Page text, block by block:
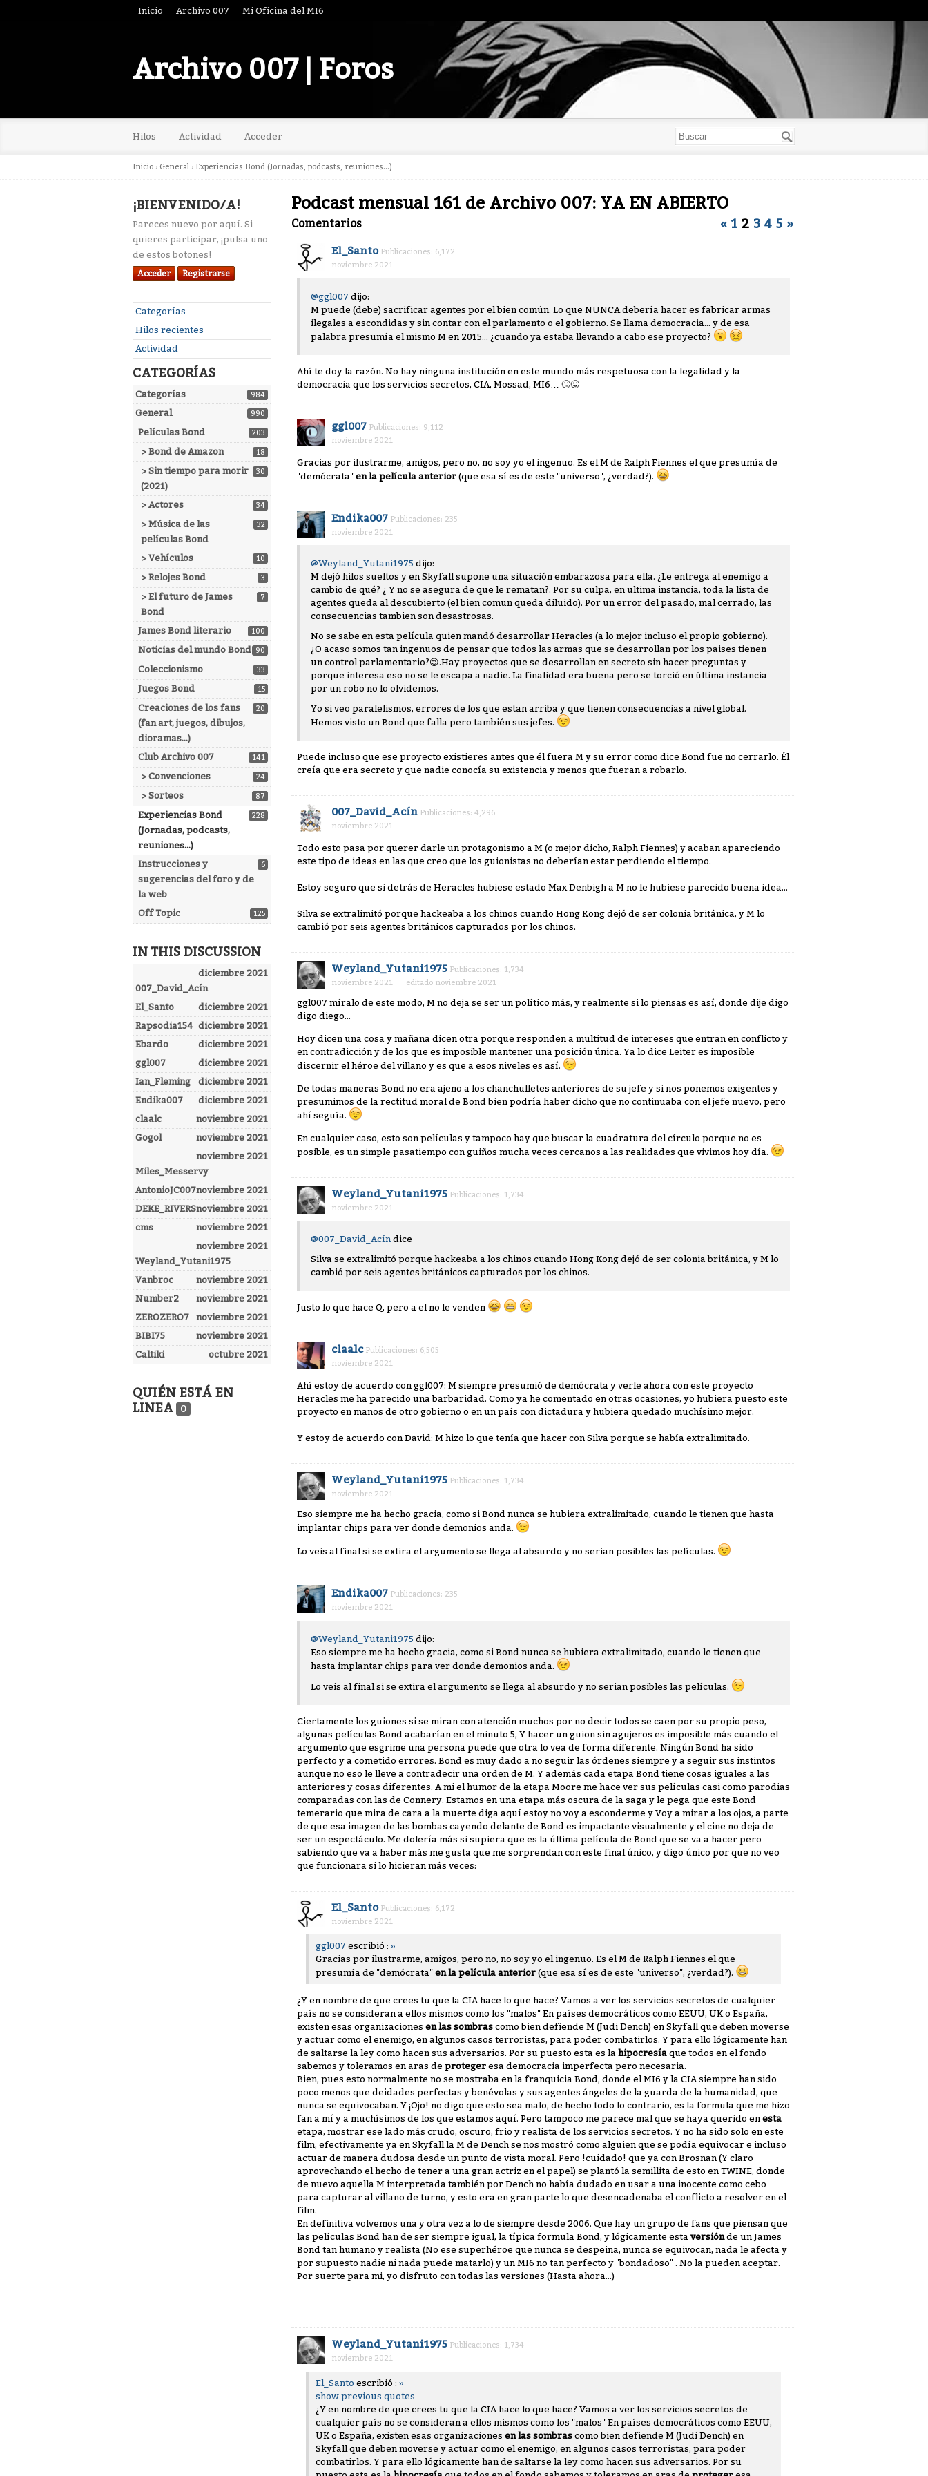
Inicio Archivo 007 Mi Oficina del MI6
Archivo 007 | Foros
Hilos Actividad Acceder
Inicio › General › Experiencias Bond (Jornadas, podcasts, reuniones...)
¡BIENVENIDO/A!
Pareces nuevo por aquí. Si
quieres participar, ¡pulsa uno
de estos botones!
Acceder Registrarse
Enlaces
rápidos
Categorías
Hilos recientes
Actividad
CATEGORÍAS
984
Categorías
990
General
203
Películas Bond
18
> Bond de Amazon
30
> Sin tiempo para morir
(2021)
34
> Actores
32
> Música de las
películas Bond
10
> Vehículos
3
> Relojes Bond
7
> El futuro de James
Bond
100
James Bond literario
90
Noticias del mundo Bond
33
Coleccionismo
15
Juegos Bond
20
Creaciones de los fans
(fan art, juegos, dibujos,
dioramas...)
141
Club Archivo 007
24
> Convenciones
87
> Sorteos
228
Experiencias Bond
(Jornadas, podcasts,
reuniones...)
6
Instrucciones y
sugerencias del foro y de
la web
125
Off Topic
IN THIS DISCUSSION
diciembre 2021
007_David_Acín
diciembre 2021
El_Santo
diciembre 2021
Rapsodia154
diciembre 2021
Ebardo
diciembre 2021
ggl007
diciembre 2021
Ian_Fleming
diciembre 2021
Endika007
noviembre 2021
claalc
noviembre 2021
Gogol
noviembre 2021
Miles_Messervy
noviembre 2021
AntonioJC007
noviembre 2021
DEKE_RIVERS
noviembre 2021
cms
noviembre 2021
Weyland_Yutani1975
noviembre 2021
Vanbroc
noviembre 2021
Number2
noviembre 2021
ZEROZERO7
noviembre 2021
BIBI75
octubre 2021
Caltiki
QUIÉN ESTÁ EN
LINEA
0
Podcast mensual 161 de Archivo 007: YA EN ABIERTO
« 1 2 3 4 5 »
Comentarios
El_Santo Publicaciones: 6,172
noviembre 2021
@ggl007 dijo:
M puede (debe) sacrificar agentes por el bien común. Lo que NUNCA debería hacer es fabricar armas
ilegales a escondidas y sin contar con el parlamento o el gobierno. Se llama democracia... y de esa
palabra presumía el mismo M en 2015... ¿cuando ya estaba llevando a cabo ese proyecto?
Ahí te doy la razón. No hay ninguna institución en este mundo más respetuosa con la legalidad y la
democracia que los servicios secretos, CIA, Mossad, MI6… 🙄😜
ggl007 Publicaciones: 9,112
noviembre 2021
Gracias por ilustrarme, amigos, pero no, no soy yo el ingenuo. Es el M de Ralph Fiennes el que presumía de
"demócrata" en la película anterior (que esa sí es de este "universo", ¿verdad?).
Endika007 Publicaciones: 235
noviembre 2021
@Weyland_Yutani1975 dijo:
M dejó hilos sueltos y en Skyfall supone una situación embarazosa para ella. ¿Le entrega al enemigo a
cambio de qué? ¿ Y no se asegura de que le rematan?. Por su culpa, en ultima instancia, toda la lista de
agentes queda al descubierto (el bien comun queda diluido). Por un error del pasado, mal cerrado, las
consecuencias tambien son desastrosas.
No se sabe en esta película quien mandó desarrollar Heracles (a lo mejor incluso el propio gobierno).
¿O acaso somos tan ingenuos de pensar que todos las armas que se desarrollan por los paises tienen
un control parlamentario?😉.Hay proyectos que se desarrollan en secreto sin hacer preguntas y
porque interesa eso no se le escapa a nadie. La finalidad era buena pero se torció en última instancia
por un robo no lo olvidemos.
Yo si veo paralelismos, errores de los que estan arriba y que tienen consecuencias a nivel global.
Hemos visto un Bond que falla pero también sus jefes.
Puede incluso que ese proyecto existieres antes que él fuera M y su error como dice Bond fue no cerrarlo. Él
creía que era secreto y que nadie conocía su existencia y menos que fueran a robarlo.
007_David_Acín Publicaciones: 4,296
noviembre 2021
Todo esto pasa por querer darle un protagonismo a M (o mejor dicho, Ralph Fiennes) y acaban apareciendo
este tipo de ideas en las que creo que los guionistas no deberían estar perdiendo el tiempo.
Estoy seguro que si detrás de Heracles hubiese estado Max Denbigh a M no le hubiese parecido buena idea...
Silva se extralimitó porque hackeaba a los chinos cuando Hong Kong dejó de ser colonia británica, y M lo
cambió por seis agentes británicos capturados por los chinos.
Weyland_Yutani1975 Publicaciones: 1,734
noviembre 2021
editado noviembre 2021
ggl007 míralo de este modo, M no deja se ser un político más, y realmente si lo piensas es así, donde dije digo
digo diego...
Hoy dicen una cosa y mañana dicen otra porque responden a multitud de intereses que entran en conflicto y
en contradicción y de los que es imposible mantener una posición única. Ya lo dice Leiter es imposible
discernir el héroe del villano y es que a esos niveles es así.
De todas maneras Bond no era ajeno a los chanchulletes anteriores de su jefe y si nos ponemos exigentes y
presumimos de la rectitud moral de Bond bien podría haber dicho que no continuaba con el jefe nuevo, pero
ahí seguía.
En cualquier caso, esto son películas y tampoco hay que buscar la cuadratura del círculo porque no es
posible, es un simple pasatiempo con guiños mucha veces cercanos a las realidades que vivimos hoy día.
Weyland_Yutani1975 Publicaciones: 1,734
noviembre 2021
@007_David_Acín dice
Silva se extralimitó porque hackeaba a los chinos cuando Hong Kong dejó de ser colonia británica, y M lo
cambió por seis agentes británicos capturados por los chinos.
Justo lo que hace Q, pero a el no le venden
claalc Publicaciones: 6,505
noviembre 2021
Ahí estoy de acuerdo con ggl007: M siempre presumió de demócrata y verle ahora con este proyecto
Heracles me ha parecido una barbaridad. Como ya he comentado en otras ocasiones, yo hubiera puesto este
proyecto en manos de otro gobierno o en un país con dictadura y hubiera quedado muchísimo mejor.
Y estoy de acuerdo con David: M hizo lo que tenía que hacer con Silva porque se había extralimitado.
Weyland_Yutani1975 Publicaciones: 1,734
noviembre 2021
Eso siempre me ha hecho gracia, como si Bond nunca se hubiera extralimitado, cuando le tienen que hasta
implantar chips para ver donde demonios anda.
Lo veis al final si se extira el argumento se llega al absurdo y no serian posibles las películas.
Endika007 Publicaciones: 235
noviembre 2021
@Weyland_Yutani1975 dijo:
Eso siempre me ha hecho gracia, como si Bond nunca se hubiera extralimitado, cuando le tienen que
hasta implantar chips para ver donde demonios anda.
Lo veis al final si se extira el argumento se llega al absurdo y no serian posibles las películas.
Ciertamente los guiones si se miran con atención muchos por no decir todos se caen por su propio peso,
algunas películas Bond acabarían en el minuto 5, Y hacer un guion sin agujeros es imposible más cuando el
argumento que esgrime una persona puede que otra lo vea de forma diferente. Ningún Bond ha sido
perfecto y a cometido errores. Bond es muy dado a no seguir las órdenes siempre y a seguir sus instintos
aunque no eso le lleve a contradecir una orden de M. Y además cada etapa Bond tiene cosas iguales a las
anteriores y cosas diferentes. A mi el humor de la etapa Moore me hace ver sus películas casi como parodias
comparadas con las de Connery. Estamos en una etapa más oscura de la saga y le pega que este Bond
temerario que mira de cara a la muerte diga aquí estoy no voy a esconderme y Voy a mirar a los ojos, a parte
de que esa imagen de las bombas cayendo delante de Bond es impactante visualmente y el cine no deja de
ser un espectáculo. Me dolería más si supiera que es la última película de Bond que se va a hacer pero
sabiendo que va a haber más me gusta que me sorprendan con este final único, y digo único por que no veo
que funcionara si lo hicieran más veces:
El_Santo Publicaciones: 6,172
noviembre 2021
ggl007 escribió : »
Gracias por ilustrarme, amigos, pero no, no soy yo el ingenuo. Es el M de Ralph Fiennes el que
presumía de "demócrata" en la película anterior (que esa sí es de este "universo", ¿verdad?).
¿Y en nombre de que crees tu que la CIA hace lo que hace? Vamos a ver los servicios secretos de cualquier
país no se consideran a ellos mismos como los "malos" En países democráticos como EEUU, UK o España,
existen esas organizaciones en las sombras como bien defiende M (Judi Dench) en Skyfall que deben moverse
y actuar como el enemigo, en algunos casos terroristas, para poder combatirlos. Y para ello lógicamente han
de saltarse la ley como hacen sus adversarios. Por su puesto esta es la hipocresía que todos en el fondo
sabemos y toleramos en aras de proteger esa democracia imperfecta pero necesaria.
Bien, pues esto normalmente no se mostraba en la franquicia Bond, donde el MI6 y la CIA siempre han sido
poco menos que deidades perfectas y benévolas y sus agentes ángeles de la guarda de la humanidad, que
nunca se equivocaban. Y ¡Ojo! no digo que esto sea malo, de hecho todo lo contrario, es la formula que me hizo
fan a mí y a muchísimos de los que estamos aquí. Pero tampoco me parece mal que se haya querido en esta
etapa, mostrar ese lado más crudo, oscuro, frio y realista de los servicios secretos. Y no ha sido solo en este
film, efectivamente ya en Skyfall la M de Dench se nos mostró como alguien que se podía equivocar e incluso
actuar de manera dudosa desde un punto de vista moral. Pero !cuidado! que ya con Brosnan (Y claro
aprovechando el hecho de tener a una gran actriz en el papel) se plantó la semillita de esto en TWINE, donde
de nuevo aquella M interpretada también por Dench no había dudado en usar a una inocente como cebo
para capturar al villano de turno, y esto era en gran parte lo que desencadenaba el conflicto a resolver en el
film.
En definitiva volvemos una y otra vez a lo de siempre desde 2006. Que hay un grupo de fans que piensan que
las películas Bond han de ser siempre igual, la típica formula Bond, y lógicamente esta versiónde un James
Bond tan humano y realista (No ese superhéroe que nunca se despeina, nunca se equivocan, nada le afecta y
por supuesto nadie ni nada puede matarlo) y un MI6 no tan perfecto y "bondadoso" . No la pueden aceptar.
Por suerte para mi, yo disfruto con todas las versiones (Hasta ahora...)
Weyland_Yutani1975 Publicaciones: 1,734
noviembre 2021
El_Santo escribió : »
show previous quotes
¿Y en nombre de que crees tu que la CIA hace lo que hace? Vamos a ver los servicios secretos de
cualquier país no se consideran a ellos mismos como los "malos" En países democráticos como EEUU,
UK o España, existen esas organizaciones en las sombras como bien defiende M (Judi Dench) en
Skyfall que deben moverse y actuar como el enemigo, en algunos casos terroristas, para poder
combatirlos. Y para ello lógicamente han de saltarse la ley como hacen sus adversarios. Por su